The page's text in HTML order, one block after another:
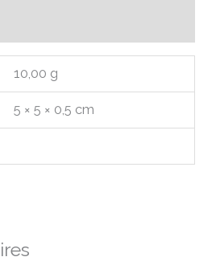
10,00 g
5 × 5 × 0,5 cm